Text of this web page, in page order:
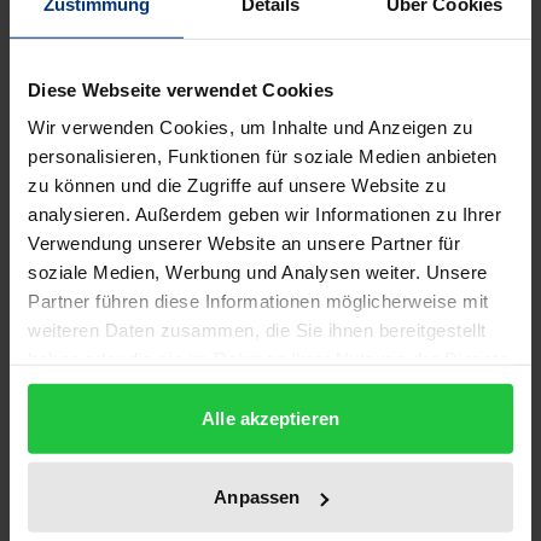
Diese Webseite verwendet Cookies
Wir verwenden Cookies, um Inhalte und Anzeigen zu
personalisieren, Funktionen für soziale Medien anbieten
zu können und die Zugriffe auf unsere Website zu
analysieren. Außerdem geben wir Informationen zu Ihrer
Verwendung unserer Website an unsere Partner für
soziale Medien, Werbung und Analysen weiter. Unsere
Partner führen diese Informationen möglicherweise mit
weiteren Daten zusammen, die Sie ihnen bereitgestellt
gesammelt haben.
Alle akzeptieren
Anpassen
,Anormalität'? Wie ließ sie sich psychologisch, aber
auch religiös jeweils erklären? Wie wurde sie
behandelt, wer war für sie zuständig und wo waren
die Orte, an denen ihre Behandlung vollzogen
wurde? Die vorliegende religionswissenschaftliche
Untersuchung beschreibt anhand dieser Fragen die
Entstehungsgeschichte der Psychologie und
Psychiatrie in einer neuen, anderen Perspektive,
Religionsgeschichte des 19. und frühen 20.
Jahrhunderts thematisiert. Im Zentrum des
Interesses stehen daher die religiösen Dimensionen
dieses Prozesses von Verwissenschaftlichung, der